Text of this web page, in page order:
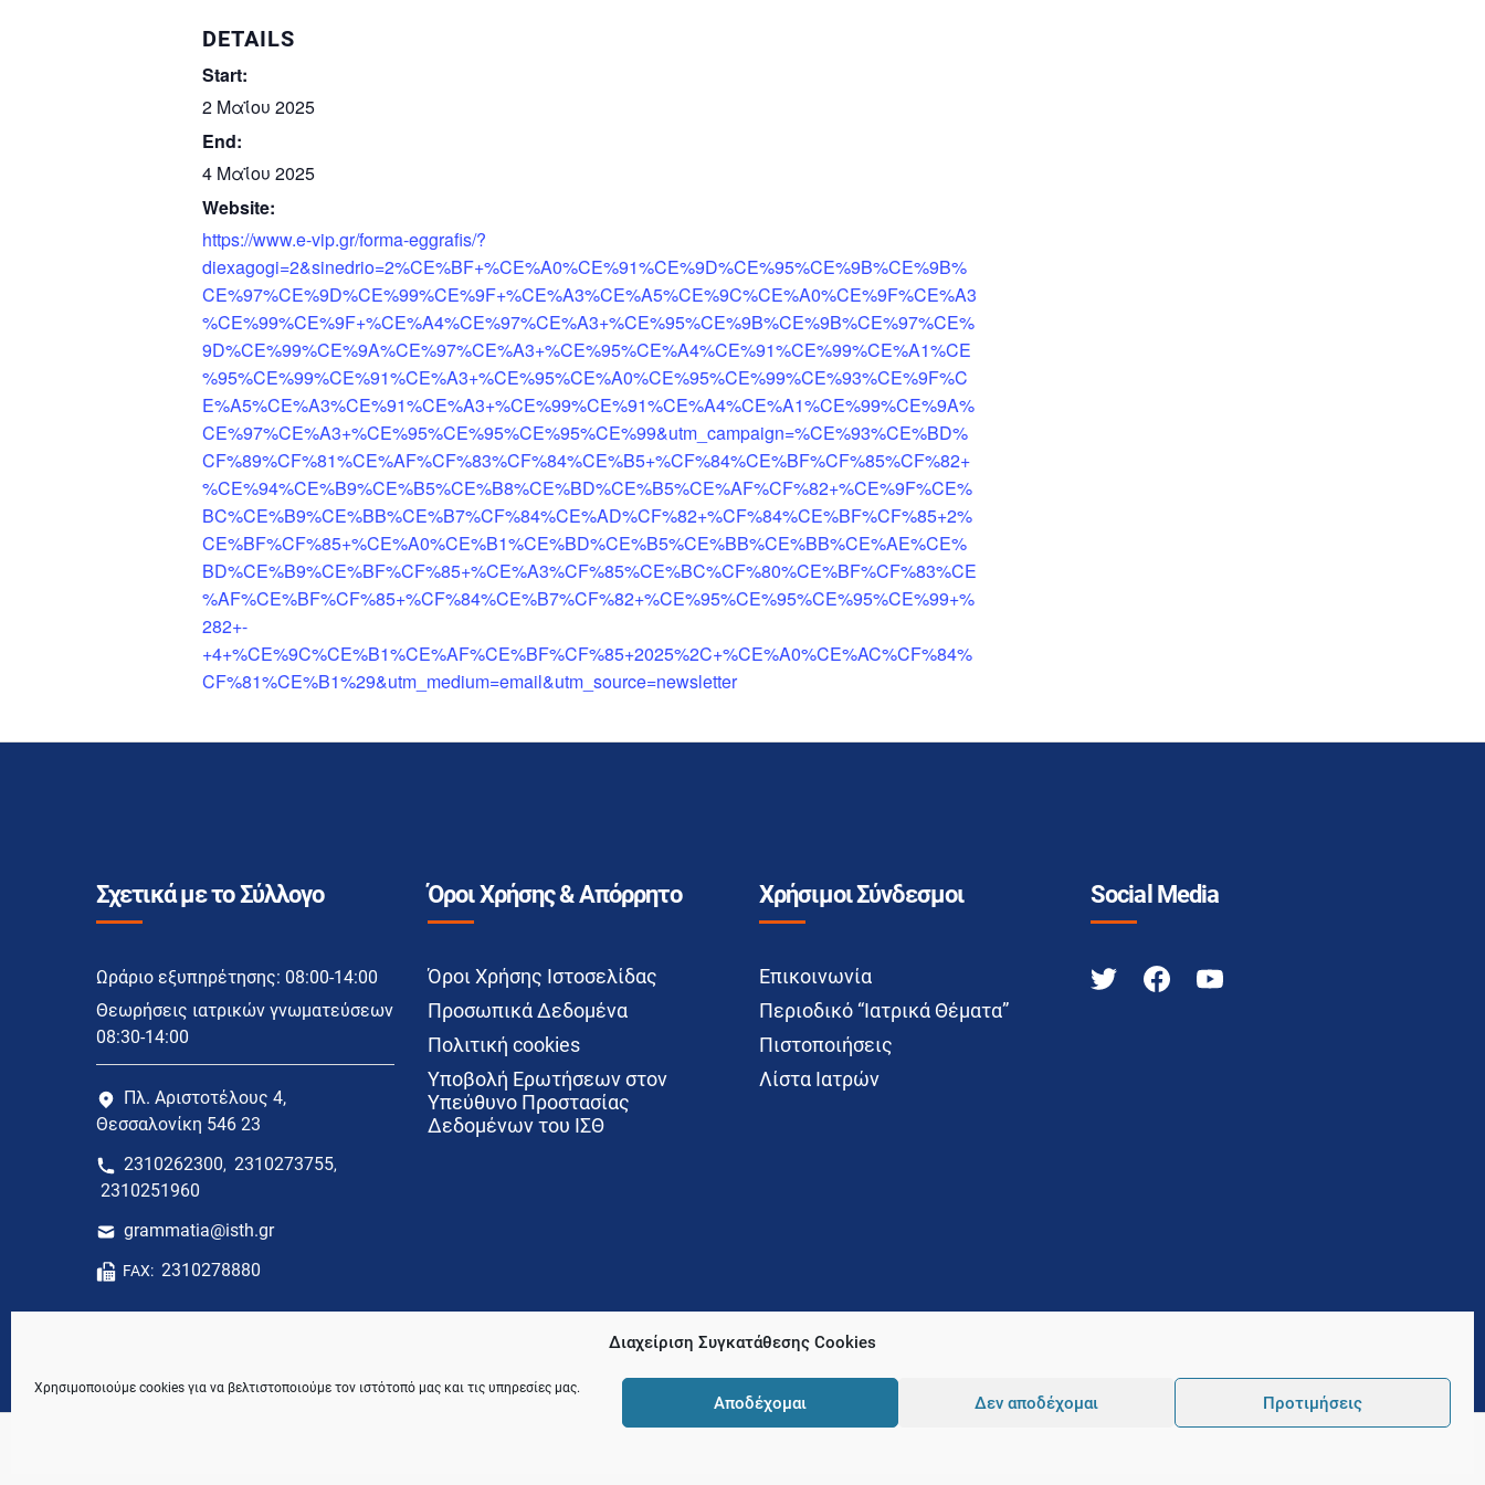
Διαχείριση Συγκατάθεσης Cookies
Χρησιμοποιούμε cookies για να βελτιστοποιούμε τον ιστότοπό μας και τις υπηρεσίες μας.
Αποδέχομαι Δεν αποδέχομαι Προτιμήσεις
DETAILS
Start:
2 Μαΐου 2025
End:
4 Μαΐου 2025
Website:
https://www.e-vip.gr/forma-eggrafis/?
diexagogi=2&sinedrio=2%CE%BF+%CE%A0%CE%91%CE%9D%CE%95%CE%9B%CE%9B%
CE%97%CE%9D%CE%99%CE%9F+%CE%A3%CE%A5%CE%9C%CE%A0%CE%9F%CE%A3
%CE%99%CE%9F+%CE%A4%CE%97%CE%A3+%CE%95%CE%9B%CE%9B%CE%97%CE%
9D%CE%99%CE%9A%CE%97%CE%A3+%CE%95%CE%A4%CE%91%CE%99%CE%A1%CE
%95%CE%99%CE%91%CE%A3+%CE%95%CE%A0%CE%95%CE%99%CE%93%CE%9F%C
E%A5%CE%A3%CE%91%CE%A3+%CE%99%CE%91%CE%A4%CE%A1%CE%99%CE%9A%
CE%97%CE%A3+%CE%95%CE%95%CE%95%CE%99&utm_campaign=%CE%93%CE%BD%
CF%89%CF%81%CE%AF%CF%83%CF%84%CE%B5+%CF%84%CE%BF%CF%85%CF%82+
%CE%94%CE%B9%CE%B5%CE%B8%CE%BD%CE%B5%CE%AF%CF%82+%CE%9F%CE%
BC%CE%B9%CE%BB%CE%B7%CF%84%CE%AD%CF%82+%CF%84%CE%BF%CF%85+2%
CE%BF%CF%85+%CE%A0%CE%B1%CE%BD%CE%B5%CE%BB%CE%BB%CE%AE%CE%
BD%CE%B9%CE%BF%CF%85+%CE%A3%CF%85%CE%BC%CF%80%CE%BF%CF%83%CE
%AF%CE%BF%CF%85+%CF%84%CE%B7%CF%82+%CE%95%CE%95%CE%95%CE%99+%
282+-
+4+%CE%9C%CE%B1%CE%AF%CE%BF%CF%85+2025%2C+%CE%A0%CE%AC%CF%84%
CF%81%CE%B1%29&utm_medium=email&utm_source=newsletter
Σχετικά με το Σύλλογο
Ωράριο εξυπηρέτησης: 08:00-14:00
Θεωρήσεις ιατρικών γνωματεύσεων
08:30-14:00
Πλ. Αριστοτέλους 4,
Θεσσαλονίκη 546 23
2310262300, 2310273755,
2310251960
grammatia@isth.gr
FAX: 2310278880
Όροι Χρήσης & Απόρρητο
Όροι Χρήσης Ιστοσελίδας
Προσωπικά Δεδομένα
Πολιτική cookies
Υποβολή Ερωτήσεων στον
Υπεύθυνο Προστασίας
Δεδομένων του ΙΣΘ
Χρήσιμοι Σύνδεσμοι
Επικοινωνία
Περιοδικό “Ιατρικά Θέματα”
Πιστοποιήσεις
Λίστα Ιατρών
Social Media